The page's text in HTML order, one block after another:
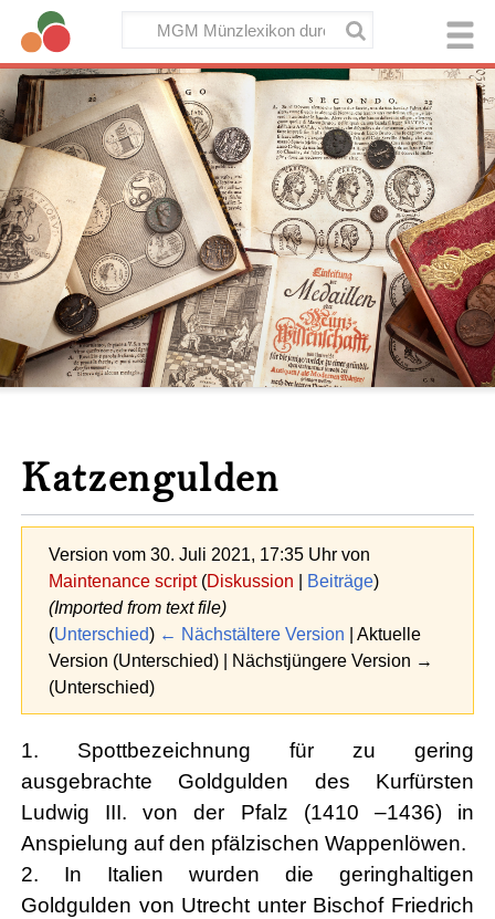
Katzengulden
Version vom 30. Juli 2021, 17:35 Uhr von
Maintenance script (Diskussion | Beiträge)
(Imported from text file)
(Unterschied) ← Nächstältere Version | Aktuelle
Version (Unterschied) | Nächstjüngere Version →
(Unterschied)
1. Spottbezeichnung für zu gering
ausgebrachte Goldgulden des Kurfürsten
Ludwig III. von der Pfalz (1410 –1436) in
Anspielung auf den pfälzischen Wappenlöwen.
2. In Italien wurden die geringhaltigen
Goldgulden von Utrecht unter Bischof Friedrich